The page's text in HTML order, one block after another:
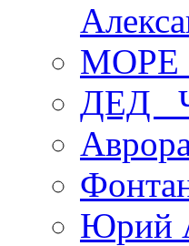
МОРЕ
ДЕД
Юрий